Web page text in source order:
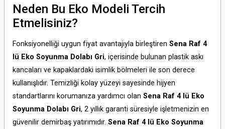
Neden Bu Eko Modeli Tercih
Etmelisiniz?
Fonksiyonelliği uygun fiyat avantajıyla birleştiren Sena Raf 4
lü Eko Soyunma Dolabı Gri, içerisinde bulunan plastik askı
kancaları ve kapaklardaki isimlik bölmeleri ile son derece
kullanışlıdır. Temizliği kolay yüzeyi sayesinde hijyen
standartlarını korumanıza yardımcı olan Sena Raf 4 lü Eko
Soyunma Dolabı Gri, 2 yıllık garanti süresiyle işletmenizin en
güvenilir demirbaş yatırımıdır. Sena Raf 4 lü Eko Soyunma